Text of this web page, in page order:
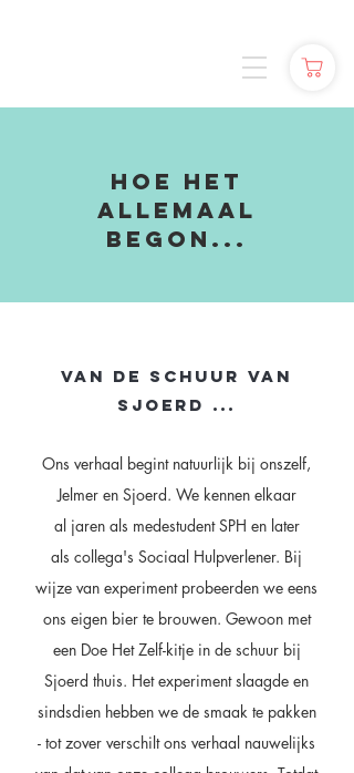
HOE HET
ALLEMAAL
BEGON...
VAN DE SCHUUR VAN
SJOERD ...
Ons verhaal begint natuurlijk bij onszelf,
Jelmer en Sjoerd. We kennen elkaar
al jaren als medestudent SPH en later
als collega's Sociaal Hulpverlener. Bij
wijze van experiment probeerden we eens
ons eigen bier te brouwen. Gewoon met
een Doe Het Zelf-kitje in de schuur bij
Sjoerd thuis. Het experiment slaagde en
sindsdien hebben we de smaak te pakken
- tot zover verschilt ons verhaal nauwelijks